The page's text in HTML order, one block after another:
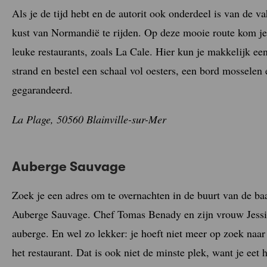
Als je de tijd hebt en de autorit ook onderdeel is van de
kust van Normandië te rijden. Op deze mooie route kom
leuke restaurants, zoals La Cale. Hier kun je makkelijk
strand en bestel een schaal vol oesters, een bord
gegarandeerd.
La Plage, 50560 Blainville-sur-Mer
Auberge Sauvage
Zoek je een adres om te overnachten in de buurt van de
Auberge Sauvage. Chef Tomas Benady en zijn vrouw
auberge. En wel zo lekker: je hoeft niet meer op zoek
het restaurant. Dat is ook niet de minste plek, want je eet